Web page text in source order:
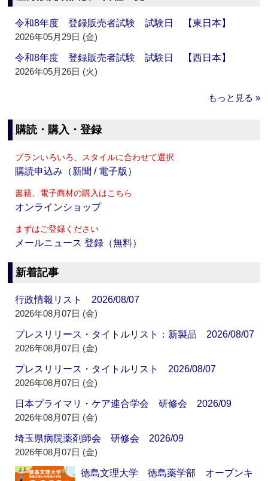
令和8年度 登録販売者試験 試験日 【東日本】
2026年05月29日 (金)
令和8年度 登録販売者試験 試験日 【西日本】
2026年05月26日 (火)
もっと見る »
購読・購入・登録
プランいろいろ、スタイルに合わせて選択
購読申込み（新聞 / 電子版）
書籍、電子商材の購入はこちら
オンラインショップ
まずはご登録ください
メールニュース 登録（無料）
新着記事
行政情報リスト 2026/08/07
2026年08月07日 (金)
プレスリリース・タイトルリスト：新製品 2026/08/07
2026年08月07日 (金)
プレスリリース・タイトルリスト 2026/08/07
2026年08月07日 (金)
日本プライマリ・ケア連合学会 研修会 2026/09
2026年08月07日 (金)
埼玉県病院薬剤師会 研修会 2026/09
2026年08月07日 (金)
徳島文理大学 徳島薬学部 オープンキ